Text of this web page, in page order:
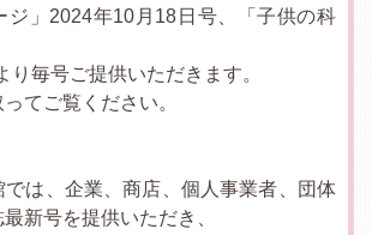
ジ」2024年10月18日号、「子供の科
り毎号ご提供いただきます。
てご覧ください。
は、企業、商店、個人事業者、団体
新号を提供いただき、